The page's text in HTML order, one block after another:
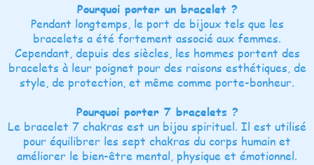
Pourquoi porter un bracelet ?
Pendant longtemps, le port de bijoux tels que les
bracelets a été fortement associé aux femmes.
Cependant, depuis des siècles, les hommes portent des
bracelets à leur poignet pour des raisons esthétiques, de
style, de protection, et même comme porte-bonheur.
Pourquoi porter 7 bracelets ?
Le bracelet 7 chakras est un bijou spirituel. Il est utilisé
pour équilibrer les sept chakras du corps humain et
améliorer le bien-être mental, physique et émotionnel.